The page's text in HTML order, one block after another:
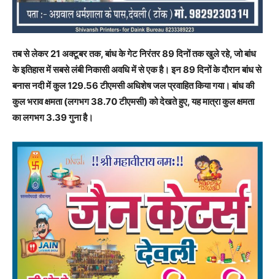
तब से लेकर 21 अक्टूबर तक, बांध के गेट निरंतर 89 दिनों तक खुले रहे, जो बांध
के इतिहास में सबसे लंबी निकासी अवधि में से एक है। इन 89 दिनों के दौरान बांध से
बनास नदी में कुल 129.56 टीएमसी अधिशेष जल प्रवाहित किया गया। बांध की
कुल भराव क्षमता (लगभग 38.70 टीएमसी) को देखते हुए, यह मात्रा कुल क्षमता
का लगभग 3.39 गुना है।